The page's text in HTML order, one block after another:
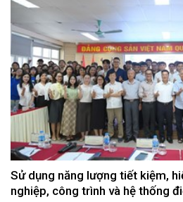
Sử dụng năng lượng tiết kiệm,
nghiệp, công trình và hệ thống